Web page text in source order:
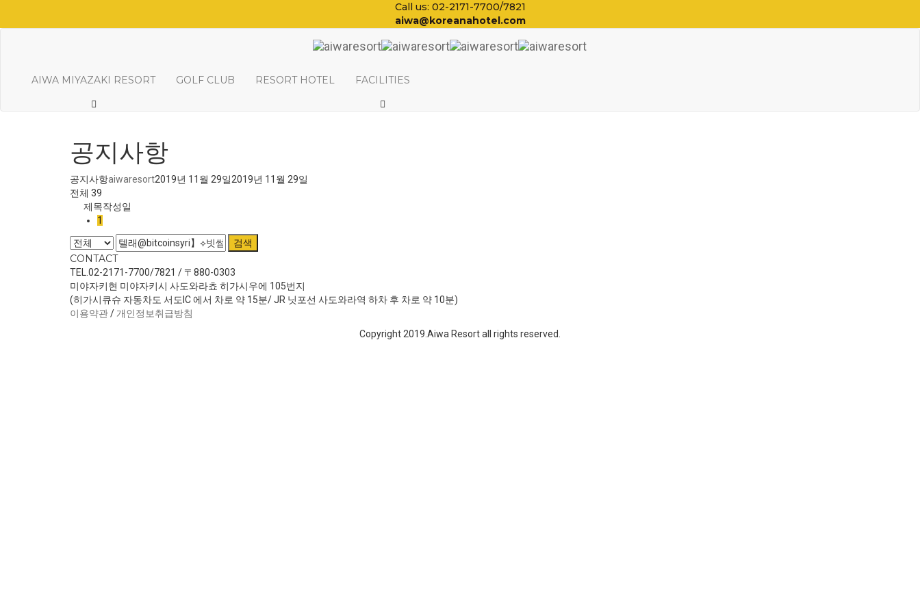
Call us: 02-2171-7700/7821
aiwa@koreanahotel.com
AIWA MIYAZAKI RESORT GOLF CLUB RESORT HOTEL FACILITIES
공지사항
공지사항aiwaresort2019년 11월 29일2019년 11월 29일
전체 39
제목작성일
1
검색
CONTACT
TEL.02-2171-7700/7821 / 〒880-0303
미야자키현 미야자키시 사도와라쵸 히가시우에 105번지
(히가시큐슈 자동차도 서도IC 에서 차로 약 15분/ JR 닛포선 사도와라역 하차 후 차로 약 10분)
이용약관/ 개인정보취급방침
Copyright 2019.Aiwa Resort all rights reserved.